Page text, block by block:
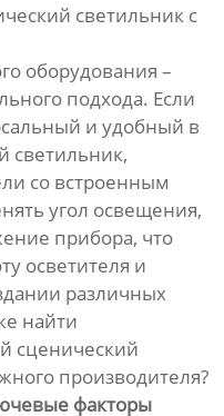
светильник с
оборудования –
подхода. Если
и удобный в
светильник,
со встроенным
угол освещения,
прибора, что
осветителя и
различных
найти
сценический
производителя?
факторы